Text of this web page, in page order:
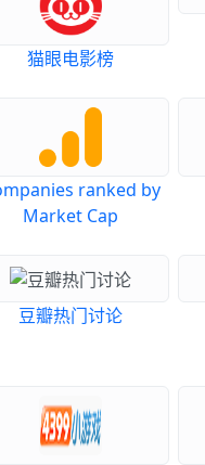
猫眼电影榜
ranked by
Market Cap
豆瓣热门讨论